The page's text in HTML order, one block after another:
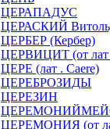
ЦЕРАПАДУС
ЦЕРАСКИЙ
ЦЕРБЕР (Кербер)
ЦЕРВИЦИТ (от лат
ЦЕРЕ (лат . Caere)
ЦЕРЕБРОЗИДЫ
ЦЕРЕЗИН
ЦЕРЕМОНИЯ (от лат